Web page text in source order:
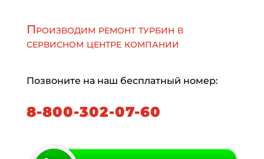
Производим ремонт турбин в
сервисном центре компании
Позвоните на наш бесплатный номер:
8-800-302-07-60